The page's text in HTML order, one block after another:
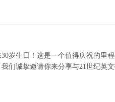
岁生日！这是一个值得庆祝的里
们诚挚邀请你来分享与21世纪英文